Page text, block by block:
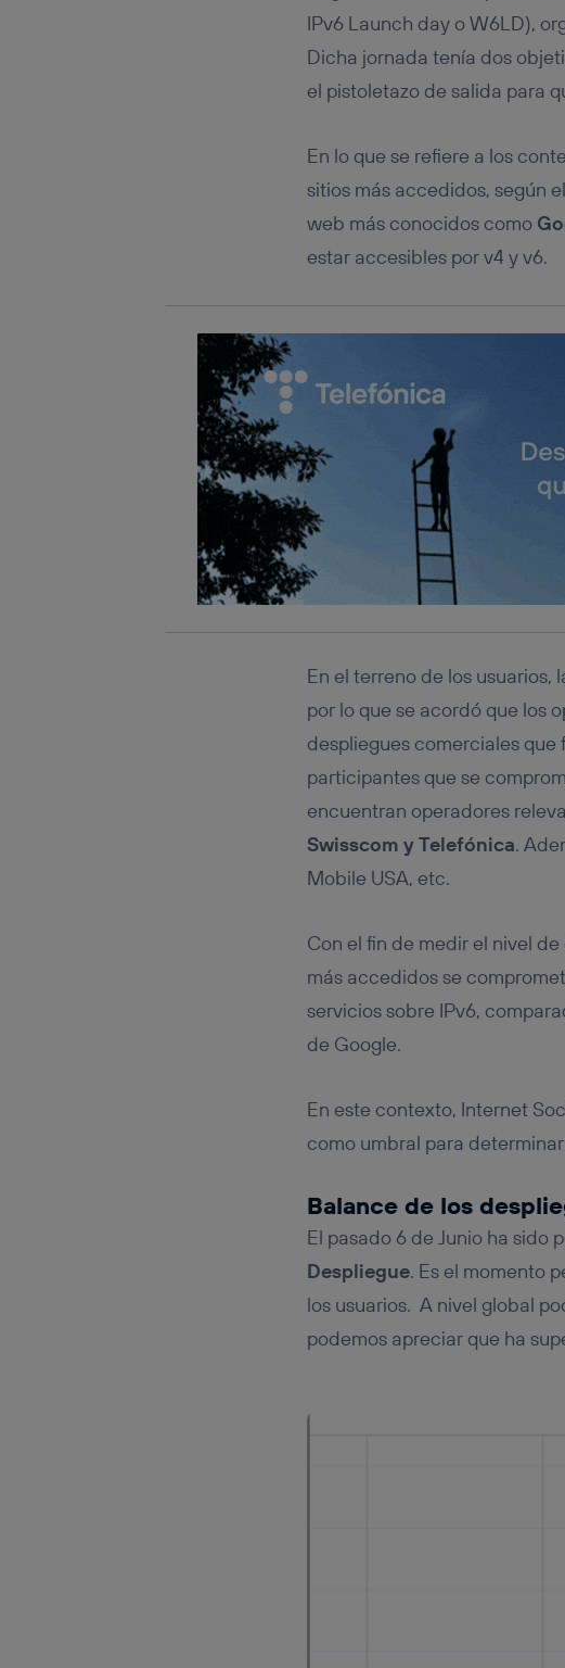
IPv6 Launch day o W6LD),
Dicha jornada tenía dos
el pistoletazo de salida para
En lo que se refiere a los
sitios más accedidos, según
web más conocidos como
estar accesibles por v4 y v6.
En el terreno de los
por lo que se acordó que los
despliegues comerciales
participantes que se
encuentran operadores
Swisscom y Telefónica.
Mobile USA, etc.
Con el fin de medir el nivel
más accedidos se
servicios sobre IPv6,
de Google.
En este contexto, Internet
como umbral para
Balance de los
El pasado 6 de Junio ha sido
Despliegue. Es el momento
los usuarios. A nivel global
podemos apreciar que ha
conecte su
Típicamente:
realizará en
Si utilizas
datos
únicamente en
Puedes gestionar
inferior de esta
Para más